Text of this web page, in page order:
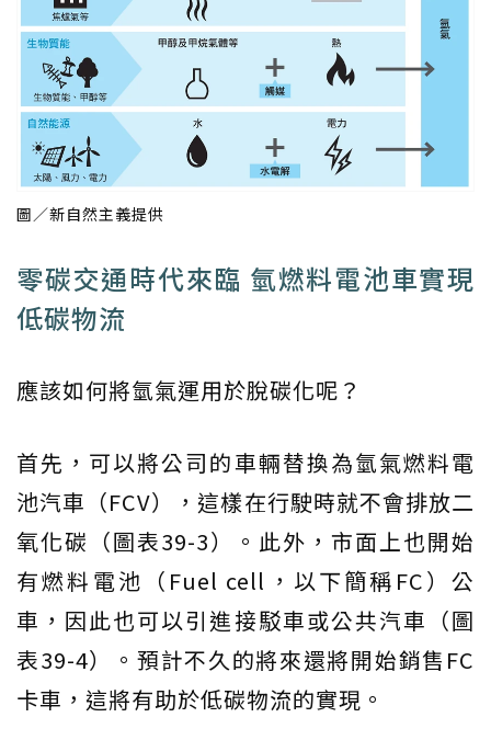
圖／新自然主義提供
零碳交通時代來臨 氫燃料電池車實現
低碳物流
應該如何將氫氣運用於脫碳化呢？
首先，可以將公司的車輛替換為氫氣燃料電
池汽車（FCV），這樣在行駛時就不會排放二
氧化碳（圖表39-3）。此外，市面上也開始
有燃料電池（Fuel cell，以下簡稱FC）公
車，因此也可以引進接駁車或公共汽車（圖
表39-4）。預計不久的將來還將開始銷售FC
卡車，這將有助於低碳物流的實現。